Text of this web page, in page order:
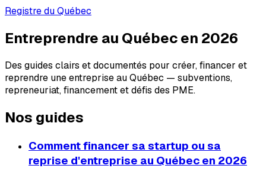
Registre du Québec
Entreprendre au Québec en 2026
Des guides clairs et documentés pour créer, financer et
reprendre une entreprise au Québec — subventions,
repreneuriat, financement et défis des PME.
Nos guides
Comment financer sa startup ou sa
reprise d'entreprise au Québec en 2026